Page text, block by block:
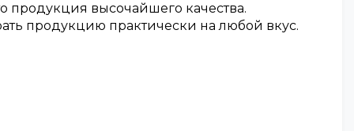
продукция высочайшего качества.
продукцию практически на любой вкус.